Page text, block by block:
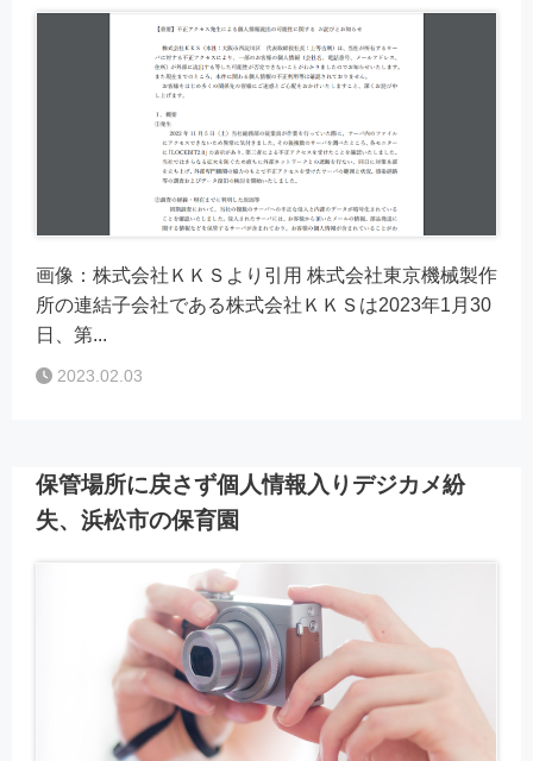
画像：株式会社ＫＫＳより引用 株式会社東京機械製作
所の連結子会社である株式会社ＫＫＳは2023年1月30
日、第...
2023.02.03
保管場所に戻さず個人情報入りデジカメ紛
失、浜松市の保育園